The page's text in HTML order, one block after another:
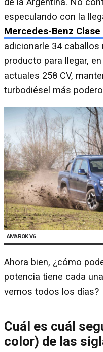
especulando con la
Mercedes-Benz Clase
adicionarle 34
producto para llegar,
actuales 258 CV,
turbodiésel más
AMAROK V6
Ahora bien, ¿cómo
potencia tiene cada
vemos todos los días?
Cuál es cuál
color) de las